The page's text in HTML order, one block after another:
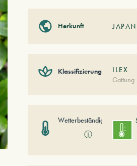
Herkunft JAPAN
Klassifizierung
ILEX
Gattung
Wetterbeständigkeit
ⓘ